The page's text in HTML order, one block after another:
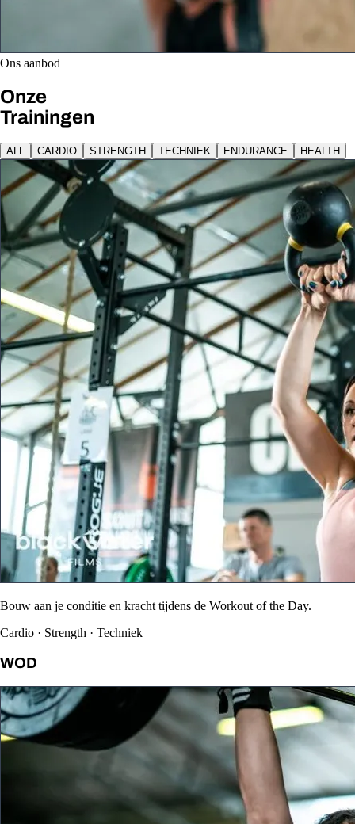
Ons aanbod
Onze
Trainingen
ALL CARDIO STRENGTH TECHNIEK ENDURANCE HEALTH
Bouw aan je conditie en kracht tijdens de Workout of the Day.
Cardio · Strength · Techniek
WOD